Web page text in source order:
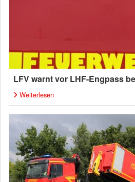
LFV warnt vor LHF-Engpass
Weiterlesen